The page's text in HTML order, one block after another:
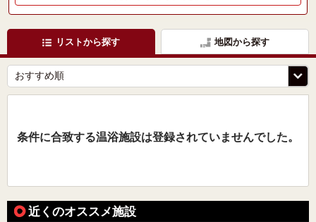
リストから探す 地図から探す
条件に合致する温浴施設は登録されていませんでした。
近くのオススメ施設